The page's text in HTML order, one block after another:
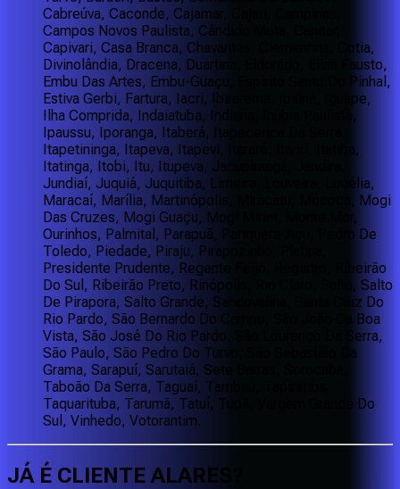
Cabreúva, Caconde, Cajamar, Cajati, Campinas,
Campos Novos Paulista, Cândido Mota, Canitar,
Capivari, Casa Branca, Chavantes, Clementina, Cotia,
Divinolândia, Dracena, Duartina, Eldorado, Elias Fausto,
Embu Das Artes, Embu-Guaçu, Espírito Santo Do Pinhal,
Estiva Gerbi, Fartura, Iacri, Ibirarema, Ibiúna, Iguape,
Ilha Comprida, Indaiatuba, Indiana, Inúbia Paulista,
Ipaussu, Iporanga, Itaberá, Itapecerica Da Serra,
Itapetininga, Itapeva, Itapevi, Itararé, Itariri, Itatiba,
Itatinga, Itobi, Itu, Itupeva, Jacupiranga, Jandira,
Jundiaí, Juquiá, Juquitiba, Limeira, Louveira, Lucélia,
Maracaí, Marília, Martinópolis, Miracatu, Mococa, Mogi
Das Cruzes, Mogi Guaçu, Mogi Mirim, Monte Mor,
Ourinhos, Palmital, Parapuã, Pariquera-Açu, Pedro De
Toledo, Piedade, Piraju, Pirapozinho, Platina,
Presidente Prudente, Regente Feijó, Registro, Ribeirão
Do Sul, Ribeirão Preto, Rinópolis, Rio Claro, Salto, Salto
De Pirapora, Salto Grande, Sandovalina, Santa Cruz Do
Rio Pardo, São Bernardo Do Campo, São João Da Boa
Vista, São José Do Rio Pardo, São Lourenço Da Serra,
São Paulo, São Pedro Do Turvo, São Sebastião Da
Grama, Sarapuí, Sarutaiá, Sete Barras, Sorocaba,
Taboão Da Serra, Taguaí, Tambaú, Tapiratiba,
Taquarituba, Tarumã, Tatuí, Tupã, Vargem Grande Do
Sul, Vinhedo, Votorantim.
JÁ É CLIENTE ALARES